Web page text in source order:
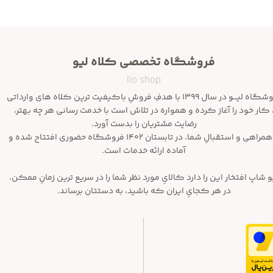
فروشگاه تخصصی کلاه لیو
lio shop
فروشگاه لیـــو در سال ۱۳۹۹ با هدفِ فروشِ باکیفیت ترین کلاه های وارداتی
کار خود را آغاز کرده و همواره در تلاش است با خدمت رسانی هر چه بهتر،
رضایت مشتریان را بدست آورد.
با همراهی و استقبالِ شما، در تابستان ۱۴۰۲ فروشگاه حضوری افتتاح شده و
آماده ارائه خدمات است.
شاپ افتخار این را دارد کالایِ مورد نظر شما را در سریع ترین زمانِ ممکن،
در هر کجایِ ایران که باشید، به دستتان برساند.